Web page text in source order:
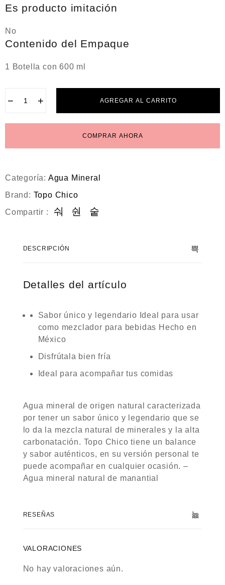
Es producto imitación
No
Contenido del Empaque
1 Botella con 600 ml
− + AGREGAR AL CARRITO
COMPRAR AHORA
Categoría: Agua Mineral
Brand: Topo Chico
Compartir :
DESCRIPCIÓN
Detalles del artículo
Sabor único y legendario Ideal para usar
como mezclador para bebidas Hecho en
México
Disfrútala bien fría
Ideal para acompañar tus comidas
Agua mineral de origen natural caracterizada
por tener un sabor único y legendario que se
lo da la mezcla natural de minerales y la alta
carbonatación. Topo Chico tiene un balance
y sabor auténticos, en su versión personal te
puede acompañar en cualquier ocasión. –
Agua mineral natural de manantial
RESEÑAS
VALORACIONES
No hay valoraciones aún.